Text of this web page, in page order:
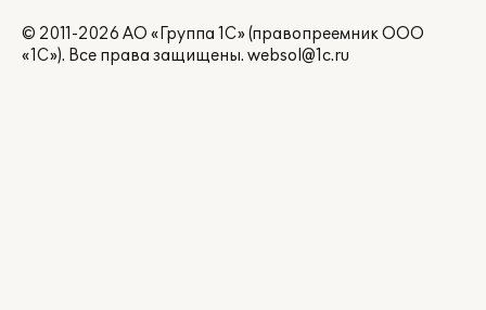
© 2011-2026 АО «Группа 1С» (правопреемник ООО
«1С»). Все права защищены. websol@1c.ru